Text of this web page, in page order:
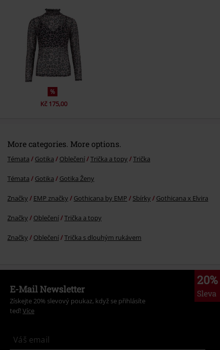
Odeslat komentář
%
Kč 175,00
More categories. More options.
Témata Gotika Oblečení Trička a topy Trička
Témata Gotika Gotika Ženy
Značky EMP značky Gothicana by EMP Sbírky Gothicana x Elvira
Značky Oblečení Trička a topy
Značky Oblečení Trička s dlouhým rukávem
20%
Sleva
E-Mail Newsletter
Získejte 20% slevový poukaz, když se přihlásíte
teď! Více